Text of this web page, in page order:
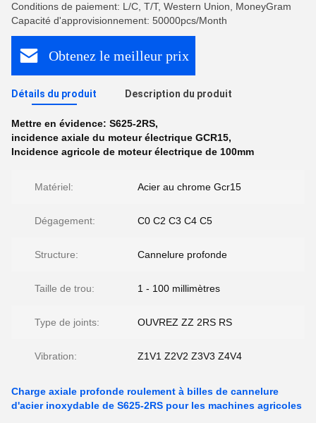
Conditions de paiement: L/C, T/T, Western Union, MoneyGram
Capacité d'approvisionnement: 50000pcs/Month
Obtenez le meilleur prix
Détails du produit Description du produit
Mettre en évidence: S625-2RS,
incidence axiale du moteur électrique GCR15,
Incidence agricole de moteur électrique de 100mm
Matériel: Acier au chrome Gcr15
Dégagement: C0 C2 C3 C4 C5
Structure: Cannelure profonde
Taille de trou: 1 - 100 millimètres
Type de joints: OUVREZ ZZ 2RS RS
Vibration: Z1V1 Z2V2 Z3V3 Z4V4
Charge axiale profonde roulement à billes de cannelure
d'acier inoxydable de S625-2RS pour les machines agricoles